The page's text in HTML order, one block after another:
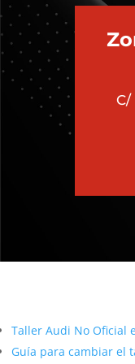
C/
Taller Audi No Oficial
Guía para cambiar el